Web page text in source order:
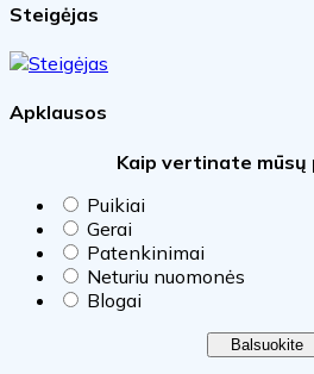
Steigėjas
Apklausos
Kaip vertinate mūsų
Puikiai
Gerai
Patenkinimai
Neturiu nuomonės
Blogai